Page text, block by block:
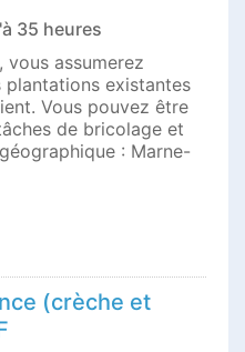
35 heures
vous assumerez
existantes
Vous pouvez être
de bricolage et
: Marne-
(crèche et